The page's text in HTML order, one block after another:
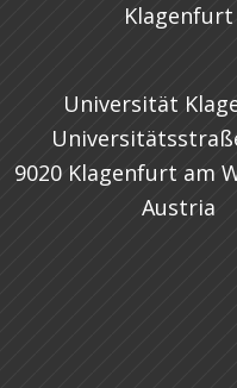
Universität
9020 Klagenfurt am
Austria